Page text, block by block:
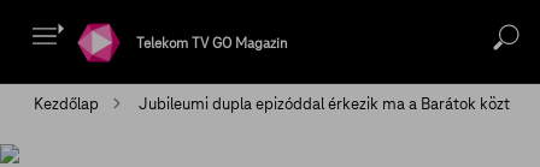
Telekom TV GO Magazin
Kezdőlap Jubileumi dupla epizóddal érkezik ma a Barátok közt